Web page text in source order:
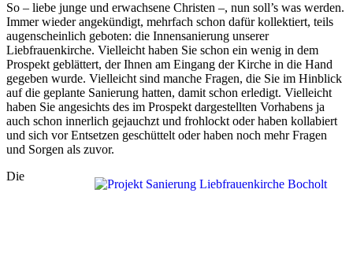
So – liebe junge und erwachsene Christen –, nun soll’s was werden.
Immer wieder angekündigt, mehrfach schon dafür kollektiert, teils
augenscheinlich geboten: die Innensanierung unserer
Liebfrauenkirche. Vielleicht haben Sie schon ein wenig in dem
Prospekt geblättert, der Ihnen am Eingang der Kirche in die Hand
gegeben wurde. Vielleicht sind manche Fragen, die Sie im Hinblick
auf die geplante Sanierung hatten, damit schon erledigt. Vielleicht
haben Sie angesichts des im Prospekt dargestellten Vorhabens ja
auch schon innerlich gejauchzt und frohlockt oder haben kollabiert
und sich vor Entsetzen geschüttelt oder haben noch mehr Fragen
und Sorgen als zuvor.
Die